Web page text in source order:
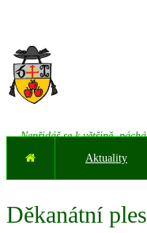
Nepřidáš se k většině,
Aktuality
Děkanátní ples